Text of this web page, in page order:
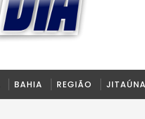
BAHIA REGIÃO JITAÚNA